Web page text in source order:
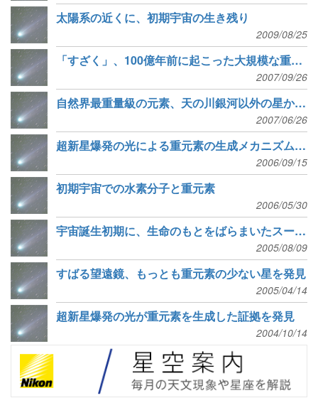
太陽系の近くに、初期宇宙の生き残り
2009/08/25
「すざく」、100億年前に起こった大規模な重元素のばら撒きの証拠をつかむ
2007/09/26
自然界最重量級の元素、天の川銀河以外の星からも検出
2007/06/26
超新星爆発の光による重元素の生成メカニズムを解明
2006/09/15
初期宇宙での水素分子と重元素
2006/05/30
宇宙誕生初期に、生命のもとをばらまいたスーパーウィンド
2005/08/09
すばる望遠鏡、もっとも重元素の少ない星を発見
2005/04/14
超新星爆発の光が重元素を生成した証拠を発見
2004/10/14